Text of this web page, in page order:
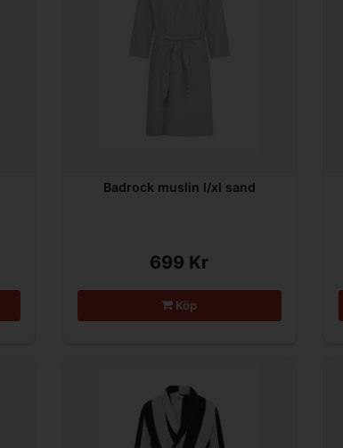
Badrock muslin l/xl sand
699 Kr
Köp